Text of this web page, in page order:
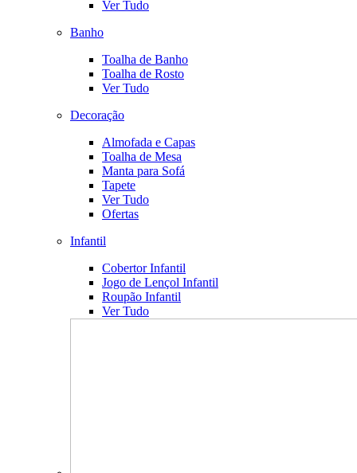
Ver Tudo
Banho
Toalha de Banho
Toalha de Rosto
Ver Tudo
Decoração
Almofada e Capas
Toalha de Mesa
Manta para Sofá
Tapete
Ver Tudo
Ofertas
Infantil
Cobertor Infantil
Jogo de Lençol Infantil
Roupão Infantil
Ver Tudo